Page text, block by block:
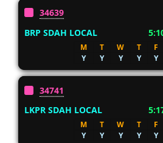
34639
BRP SDAH LOCAL
M T W T F
Y
Y Y Y Y
34741
LKPR SDAH LOCAL
M T W T F
Y
Y Y Y Y